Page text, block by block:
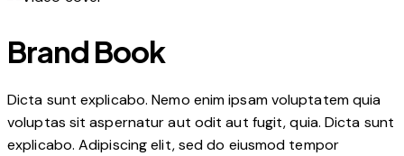
Brand Book
Dicta sunt explicabo. Nemo enim ipsam voluptatem quia
voluptas sit aspernatur aut odit aut fugit, quia. Dicta sunt
explicabo. Adipiscing elit, sed do eiusmod tempor